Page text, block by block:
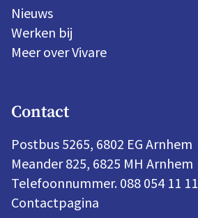
Nieuws
Werken bij
Meer over Vivare
Contact
Postbus 5265, 6802 EG Arnhem
Meander 825, 6825 MH Arnhem
Telefoonnummer. 088 054 11 11
Contactpagina